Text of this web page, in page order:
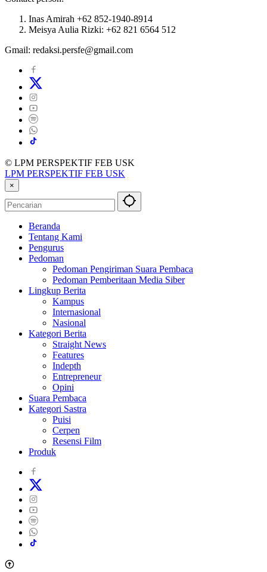
Inas Amirah +62 852-1940-8914
Meisya Aulia Rizki: +62 821 6564 512
Gmail: redaksi.persfe@gmail.com
© LPM PERSPEKTIF FEB USK
LPM PERSPEKTIF FEB USK
×
Beranda
Tentang Kami
Pengurus
Pedoman
Pedoman Pengiriman Suara Pembaca
Pedoman Pemberitaan Media Siber
Lingkup Berita
Kampus
Internasional
Nasional
Kategori Berita
Straight News
Features
Indepth
Entrepreneur
Opini
Suara Pembaca
Kategori Sastra
Puisi
Cerpen
Resensi Film
Produk